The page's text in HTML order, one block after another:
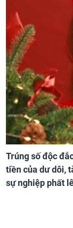
Trúng số độc
tiền của dư dôi,
sự nghiệp phất